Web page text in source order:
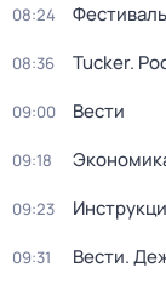
08:24
08:36 Tucker.
09:00 Вести
09:18
09:23
09:31 Вести.